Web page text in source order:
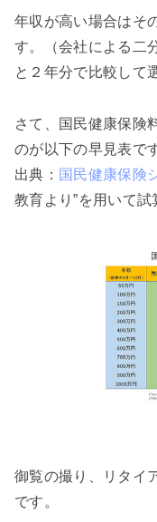
年収が高い場合はそ
す。（会社による二
と２年分で比較して
さて、国民健康保険
のが以下の早見表で
出典： 国民健康保険
教育より”を用いて試
御覧の撮り、リタイ
です。